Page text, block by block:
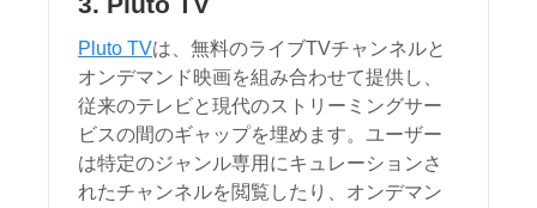
Pluto TVは、無料のライブTVチャンネルと
オンデマンド映画を組み合わせて提供し、
従来のテレビと現代のストリーミングサー
ビスの間のギャップを埋めます。ユーザー
は特定のジャンル専用にキュレーションさ
れたチャンネルを閲覧したり、オンデマン